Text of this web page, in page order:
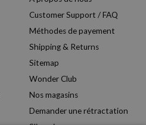
Customer Support / FAQ
Méthodes de payement
Shipping & Returns
Sitemap
Wonder Club
Nos magasins
Demander une rétractation